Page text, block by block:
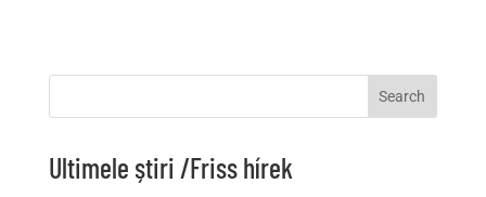
Search
Ultimele știri /Friss hírek